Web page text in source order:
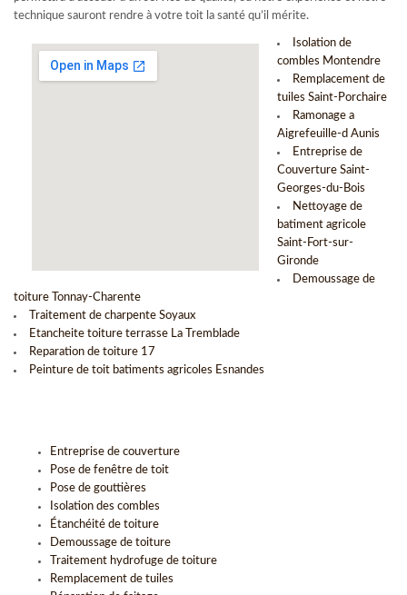
technique sauront rendre à votre toit la santé qu’il mérite.
Isolation de
combles Montendre
Remplacement de
tuiles Saint-Porchaire
Ramonage a
Aigrefeuille-d Aunis
Entreprise de
Couverture Saint-
Georges-du-Bois
Nettoyage de
batiment agricole
Saint-Fort-sur-
Gironde
Demoussage de
toiture Tonnay-Charente
Traitement de charpente Soyaux
Etancheite toiture terrasse La Tremblade
Reparation de toiture 17
Peinture de toit batiments agricoles Esnandes
Entreprise de couverture
Pose de fenêtre de toit
Pose de gouttières
Isolation des combles
Étanchéité de toiture
Demoussage de toiture
Traitement hydrofuge de toiture
Remplacement de tuiles